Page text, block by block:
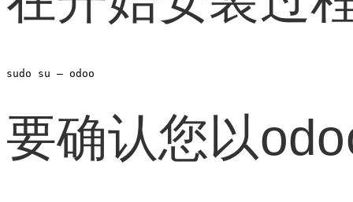
sudo su – odoo
要确认您以